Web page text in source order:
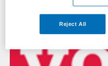
Reject All